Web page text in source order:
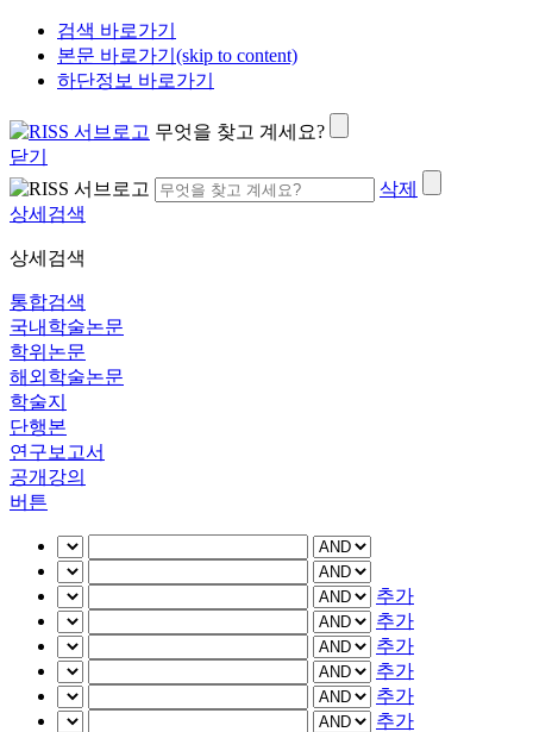
검색 바로가기
본문 바로가기(skip to content)
하단정보 바로가기
무엇을 찾고 계세요?
닫기
삭제
상세검색
상세검색
통합검색
국내학술논문
학위논문
해외학술논문
학술지
단행본
연구보고서
공개강의
버튼
추가
추가
추가
추가
추가
추가